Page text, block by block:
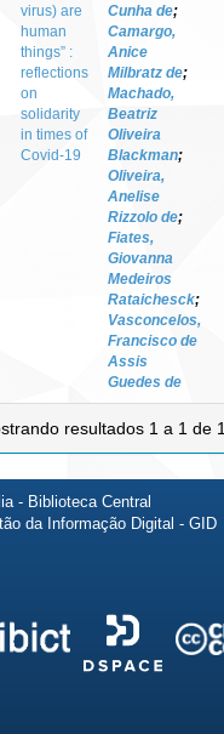
virus) are
human
things” :
reflections
on
solidarity
in times of
Covid-19
Cunha de;
Camargo,
Anice
Milbratz de;
Machado,
Beatriz
Oliveira
Blackman;
Oliveira,
Anelise
Rizzolo de;
Fiates,
Giovanna
Medeiros
Rataichesck;
Vasconcelos,
Francisco de
Assis
Guedes de
resultados 1 a 1 de 1
- Biblioteca Central
da Informação Digital - GID